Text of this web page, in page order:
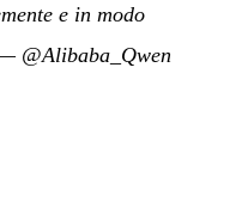
e in modo
@Alibaba_Qwen